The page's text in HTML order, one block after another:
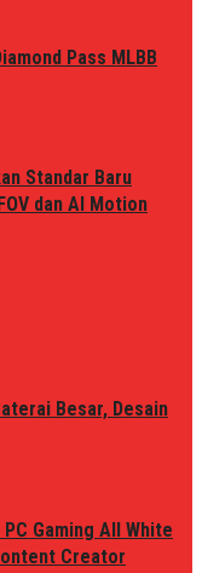
Pass MLBB
Standar Baru
dan AI Motion
Besar, Desain
Gaming All White
Creator